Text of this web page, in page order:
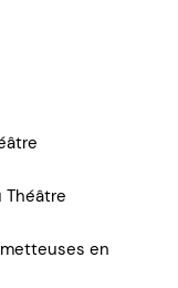
Théâtre
en